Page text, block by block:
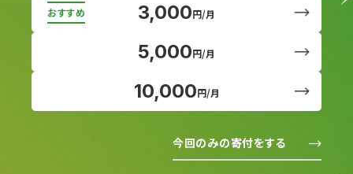
3,000円/月
5,000円/月
10,000円/月
今回のみの寄付をする